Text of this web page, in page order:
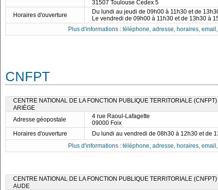
31507 Toulouse Cedex 5
Horaires d'ouverture
Du lundi au jeudi de 09h00 à 11h30 et de
Le vendredi de 09h00 à 11h30 et de 13h30 à
Plus d'informations : téléphone, adresse, horaires,
CNFPT
CENTRE NATIONAL DE LA FONCTION PUBLIQUE TERRITORIALE
ARIÈGE
Adresse géopostale
4 rue Raoul-Lafagette
09000 Foix
Horaires d'ouverture
Du lundi au vendredi de 08h30 à 12h30 et de
Plus d'informations : téléphone, adresse, horaires,
CENTRE NATIONAL DE LA FONCTION PUBLIQUE TERRITORIALE
AUDE